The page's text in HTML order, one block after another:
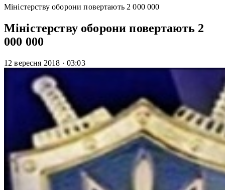
Міністерству оборони повертають 2 000 000
Міністерству оборони повертають 2
000 000
12 вересня 2018 · 03:03